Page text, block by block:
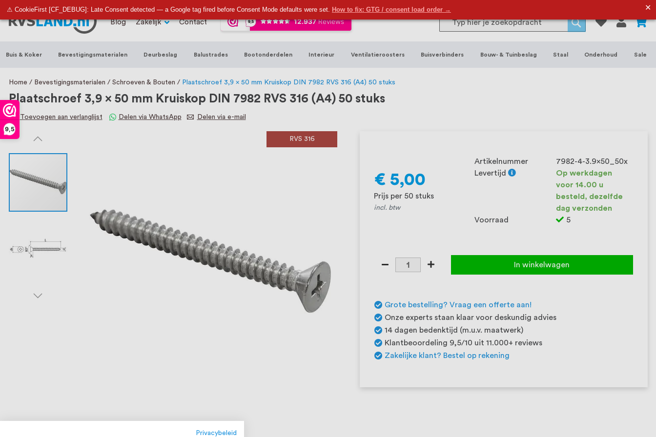
⚠ CookieFirst [CF_DEBUG]: Late Consent detected — a Google tag fired before Consent Mode defaults were set. How to fix: GTG / consent load order → ✕
9,5
RVS Land is een écht familiebedrijf met bijna 20 jaar ervaring in RVS producten voor binnen- en buitenhuis, waaronder
trapleuningen, deurbeslag, ventilatieroosters en bouwbeslag. In onze webshop vind je het grootste assortiment van
een eigen werkplaats waar we RVS op maat produceren, geheel volgens jouw specifieke wensen. Al sinds onze oprichting
staat persoonlijke service bij ons voorop, want we geloven dat een goede relatie met onze klanten het verschil maakt.
Blog Zakelijk Contact
Search
Search
0
Buis & Koker Bevestigingsmaterialen Deurbeslag Balustrades Bootonderdelen Interieur Ventilatieroosters Buisverbinders Bouw- & Tuinbeslag Staal Onderhoud Sale
Home Bevestigingsmaterialen Schroeven & Bouten Plaatschroef 3,9 x 50 mm Kruiskop DIN 7982 RVS 316 (A4) 50 stuks
Plaatschroef 3,9 x 50 mm Kruiskop DIN 7982 RVS 316 (A4) 50 stuks
Toevoegen aan verlanglijst Delen via WhatsApp Delen via e-mail
RVS 316
€ 5,00
Prijs per 50 stuks
incl. btw
Artikelnummer
7982-4-3.9x50_50x
Levertijd
Op werkdagen
voor 14.00 u
besteld, dezelfde
dag verzonden
Voorraad
5
In winkelwagen
Grote bestelling? Vraag een offerte aan!
Onze experts staan klaar voor deskundig advies
14 dagen bedenktijd (m.u.v. maatwerk)
Klantbeoordeling 9,5/10 uit 11.000+ reviews
Zakelijke klant? Bestel op rekening
Privacybeleid